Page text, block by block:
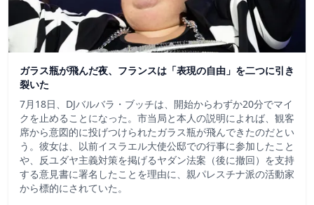
ガラス瓶が飛んだ夜、フランスは「表現の自由」を二つに引き
裂いた
7月18日、DJバルバラ・ブッチは、開始からわずか20分でマイ
クを止めることになった。市当局と本人の説明によれば、観客
席から意図的に投げつけられたガラス瓶が飛んできたのだとい
う。彼女は、以前イスラエル大使公邸での行事に参加したこと
や、反ユダヤ主義対策を掲げるヤダン法案（後に撤回）を支持
する意見書に署名したことを理由に、親パレスチナ派の活動家
から標的にされていた。